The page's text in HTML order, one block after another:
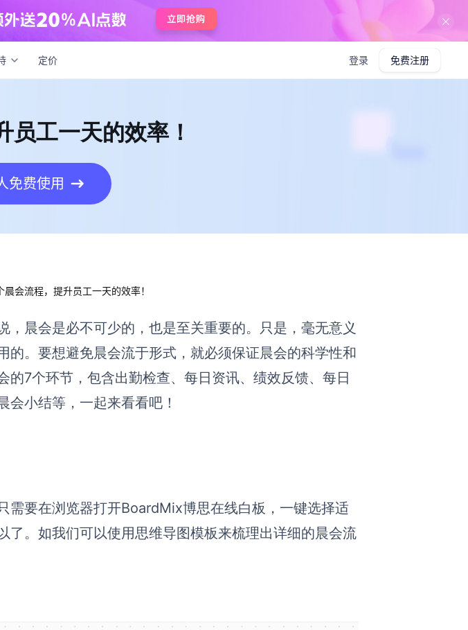
定价 登录 免费注册
员工一天的效率！
免费使用
晨会流程，提升员工一天的效率！
，晨会是必不可少的，也是至关重要的。只是，毫无意义
的。要想避免晨会流于形式，就必须保证晨会的科学性和
的7个环节，包含出勤检查、每日资讯、绩效反馈、每日
会小结等，一起来看看吧！
需要在浏览器打开BoardMix博思在线白板，一键选择适
了。如我们可以使用思维导图模板来梳理出详细的晨会流